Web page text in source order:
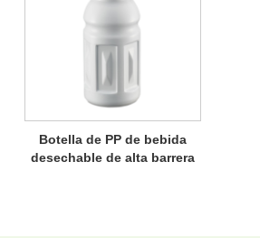
Botella de PP de bebida
desechable de alta barrera